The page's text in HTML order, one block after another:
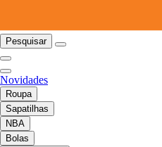
Pesquisar
Novidades
Roupa
Sapatilhas
NBA
Bolas